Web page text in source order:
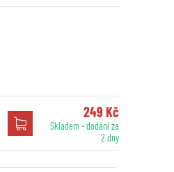
249 Kč
Skladem - dodání za
2 dny